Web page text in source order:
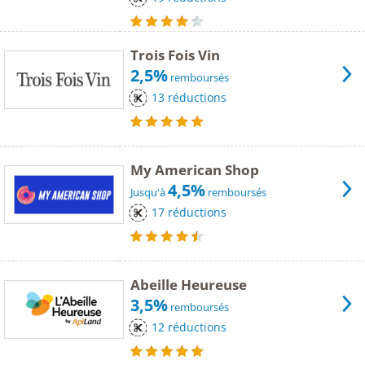
Trois Fois Vin
2,5% remboursés
13 réductions
My American Shop
Jusqu'à4,5% remboursés
17 réductions
Abeille Heureuse
3,5% remboursés
12 réductions